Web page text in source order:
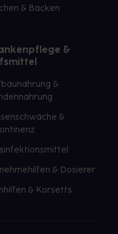
& Backen
&
&
&
& Dosierer
& Korsetts